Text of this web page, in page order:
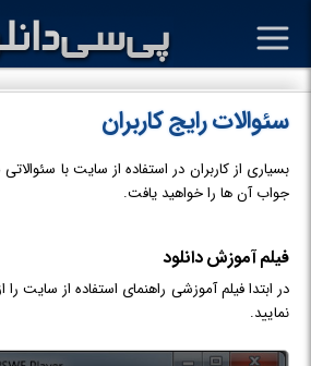
سئوالات رایج کاربران
بسیاری از کاربران در استفاده از سایت با
جواب آن ها را خواهید یافت.
فیلم آموزش دانلود
در ابتدا فیلم آموزشی راهنمای استفاده از سایت را
نمایید.